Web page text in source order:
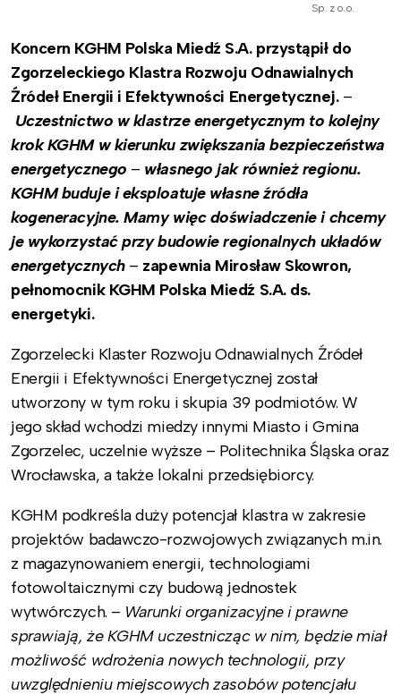
Sp. z o.o.
Koncern KGHM Polska Miedź S.A. przystąpił do
Zgorzeleckiego Klastra Rozwoju Odnawialnych
Źródeł Energii i Efektywności Energetycznej. –
Uczestnictwo w klastrze energetycznym to kolejny
krok KGHM w kierunku zwiększania bezpieczeństwa
energetycznego – własnego jak również regionu.
KGHM buduje i eksploatuje własne źródła
kogeneracyjne. Mamy więc doświadczenie i chcemy
je wykorzystać przy budowie regionalnych układów
energetycznych – zapewnia Mirosław Skowron,
pełnomocnik KGHM Polska Miedź S.A. ds.
energetyki.
Zgorzelecki Klaster Rozwoju Odnawialnych Źródeł
Energii i Efektywności Energetycznej został
utworzony w tym roku i skupia 39 podmiotów. W
jego skład wchodzi miedzy innymi Miasto i Gmina
Zgorzelec, uczelnie wyższe – Politechnika Śląska oraz
Wrocławska, a także lokalni przedsiębiorcy.
KGHM podkreśla duży potencjał klastra w zakresie
projektów badawczo-rozwojowych związanych m.in.
z magazynowaniem energii, technologiami
fotowoltaicznymi czy budową jednostek
wytwórczych. – Warunki organizacyjne i prawne
sprawiają, że KGHM uczestnicząc w nim, będzie miał
możliwość wdrożenia nowych technologii, przy
uwzględnieniu miejscowych zasobów potencjału